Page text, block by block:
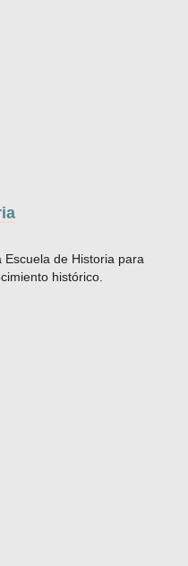
de Historia para
histórico.